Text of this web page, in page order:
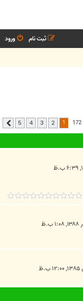
ورود
ثبت نام
2
3
4
5 بعدی